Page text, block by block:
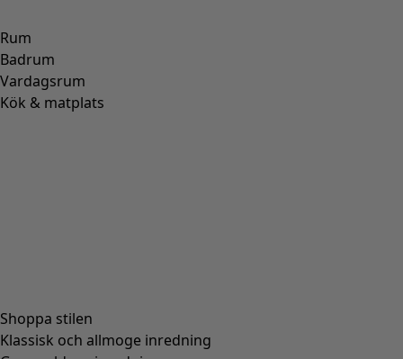
Rum
Badrum
Vardagsrum
Kök & matplats
Shoppa stilen
Klassisk och allmoge inredning